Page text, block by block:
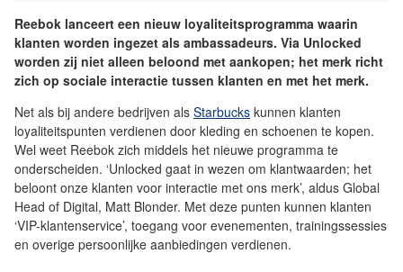
Reebok lanceert een nieuw loyaliteitsprogramma waarin
klanten worden ingezet als ambassadeurs. Via Unlocked
worden zij niet alleen beloond met aankopen; het merk richt
zich op sociale interactie tussen klanten en met het merk.
Net als bij andere bedrijven als Starbucks kunnen klanten
loyaliteitspunten verdienen door kleding en schoenen te kopen.
Wel weet Reebok zich middels het nieuwe programma te
onderscheiden. ‘Unlocked gaat in wezen om klantwaarden; het
beloont onze klanten voor interactie met ons merk’, aldus Global
Head of Digital, Matt Blonder. Met deze punten kunnen klanten
‘VIP-klantenservice’, toegang voor evenementen, trainingssessies
en overige persoonlijke aanbiedingen verdienen.